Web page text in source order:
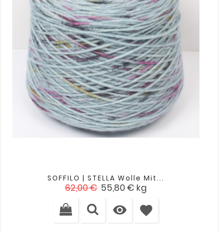
SOFFILO | STELLA Wolle Mit...
Verkaufspreis
62,00 € Preis
55,80 € kg
 favorite